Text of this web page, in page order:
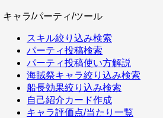
キャラ/パーティ/ツール
スキル絞り込み検索
パーティ投稿検索
パーティ投稿使い方解説
海賊祭キャラ絞り込み検索
船長効果絞り込み検索
自己紹介カード作成
キャラ評価点/当たり一覧